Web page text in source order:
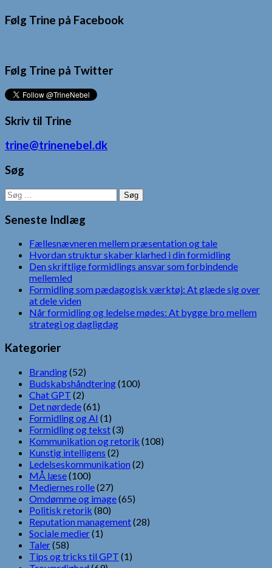
Følg Trine på Facebook
Følg Trine på Twitter
Skriv til Trine
trine@trinenebel.dk
Søg
Søg
efter:
Seneste Indlæg
Fællesnævneren mellem præsentation og tale
Hvordan struktur skaber klarhed i din formidling
Den skriftlige formidlings ansvar som forbindende
mellemled
Formidling som pædagogisk værktøj: At glæde sig over
at dele viden
Når formidling og ledelse mødes: At bygge bro mellem
strategi og dagligdag
Kategorier
Branding(52)
Budskabshåndtering(100)
Chat GPT (2)
Det nørdede(61)
Formidling og AI (1)
Formidling og tekst(3)
Kommunikation og retorik (108)
Kunstig intelligens (2)
Ledelseskommunikation (2)
MÅ læse(100)
Mediernes rolle(27)
Omdømme og image(65)
Politisk retorik (80)
Reputation management(28)
Sociale medier(1)
Taler(58)
Tips og tricks til GPT (1)